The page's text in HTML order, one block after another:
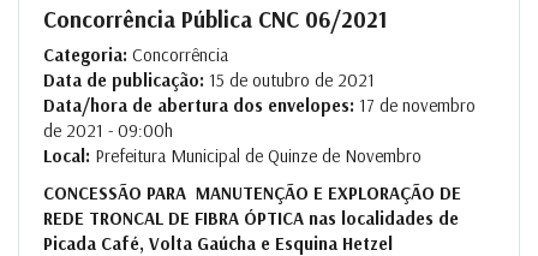
Concorrência Pública CNC 06/2021
Categoria: Concorrência
Data de publicação: 15 de outubro de 2021
Data/hora de abertura dos envelopes: 17 de novembro
de 2021 - 09:00h
Local: Prefeitura Municipal de Quinze de Novembro
CONCESSÃO PARA MANUTENÇÃO E EXPLORAÇÃO DE
REDE TRONCAL DE FIBRA ÓPTICA nas localidades de
Picada Café, Volta Gaúcha e Esquina Hetzel